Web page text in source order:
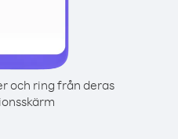
och ring från deras